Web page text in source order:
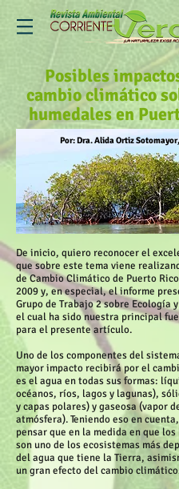
Posibles
cambio climático
humedales en
Por: Dra. Alida Ortiz
De inicio, quiero reconocer el
que sobre este tema viene
de Cambio Climático de Puerto
2009 y, en especial, el informe
Grupo de Trabajo 2 sobre Ecología
el cual ha sido nuestra principal
para el presente artículo.
Uno de los componentes del
mayor impacto recibirá por el
es el agua en todas sus formas:
océanos, ríos, lagos y lagunas),
y capas polares) y gaseosa (vapor
atmósfera). Teniendo eso en
pensar que en la medida en que
son uno de los ecosistemas más
del agua que tiene la Tierra,
un gran efecto del cambio